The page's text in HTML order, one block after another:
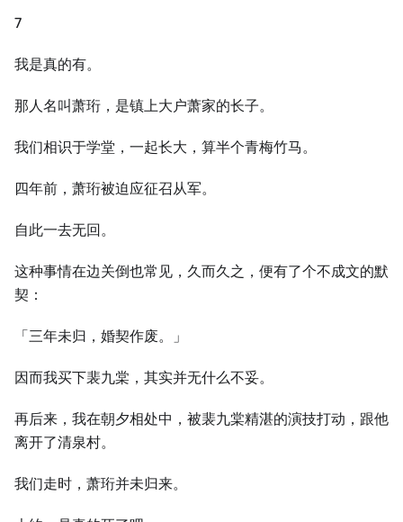
7
我是真的有。
那人名叫萧珩，是镇上大户萧家的长子。
我们相识于学堂，一起长大，算半个青梅竹马。
四年前，萧珩被迫应征召从军。
自此一去无回。
这种事情在边关倒也常见，久而久之，便有了个不成文的默
契：
「三年未归，婚契作废。」
因而我买下裴九棠，其实并无什么不妥。
再后来，我在朝夕相处中，被裴九棠精湛的演技打动，跟他
离开了清泉村。
我们走时，萧珩并未归来。